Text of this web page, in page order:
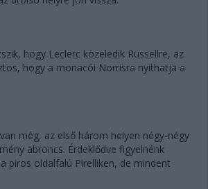
hogy Leclerc közeledik Russellre, az
hogy a monacói Norrisra nyithatja a
még, az első három helyen négy-négy
abroncs. Érdeklődve figyelnénk
piros oldalfalú Pirelliken, de mindent